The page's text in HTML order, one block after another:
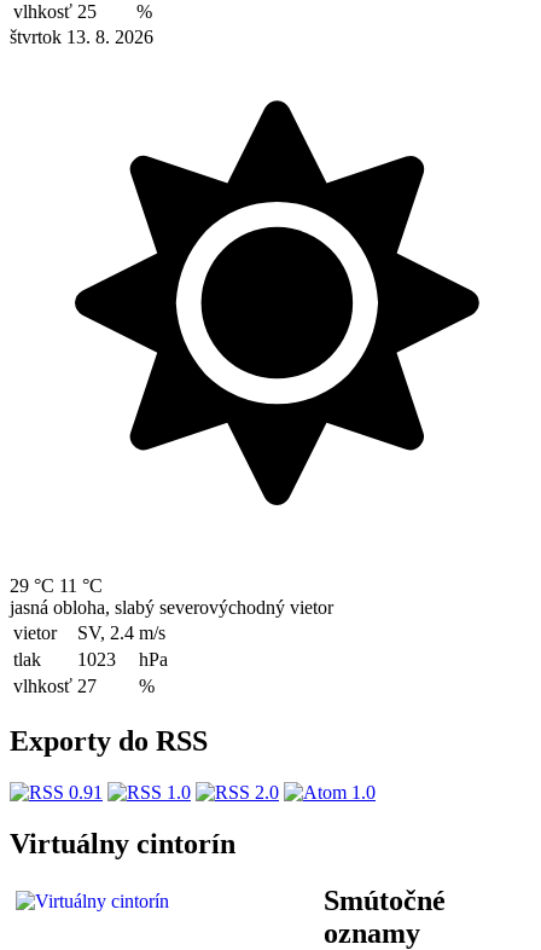
vlhkosť 25
%
štvrtok 13. 8. 2026
29 °C 11 °C
jasná obloha, slabý severovýchodný vietor
vietor
SV, 2.4 m/s
tlak
1023
hPa
vlhkosť 27 %
Exporty do RSS
Virtuálny cintorín
Smútočné
oznamy